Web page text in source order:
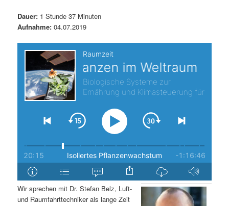
t
s
r
g
e
n
a
l
s
i
n
g
Dauer: 1 Stunde 37 Minuten
Aufnahme: 04.07.2019
Wir sprechen mit Dr. Stefan Belz, Luft-
und Raumfahrttechniker als lange Zeit